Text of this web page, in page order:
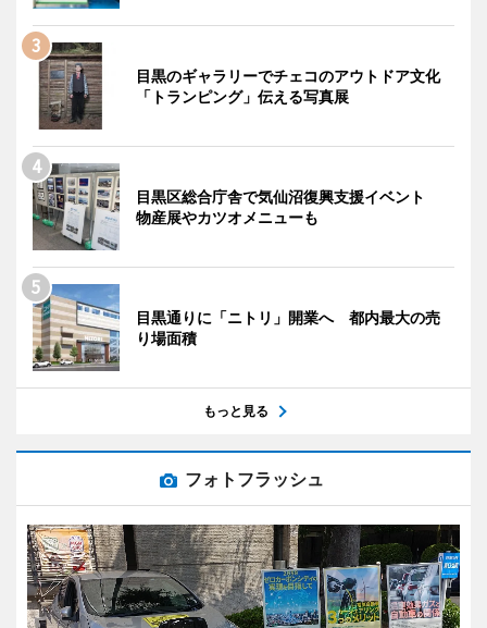
目黒のギャラリーでチェコのアウトドア文化
「トランピング」伝える写真展
目黒区総合庁舎で気仙沼復興支援イベント
物産展やカツオメニューも
目黒通りに「ニトリ」開業へ 都内最大の売
り場面積
もっと見る
フォトフラッシュ